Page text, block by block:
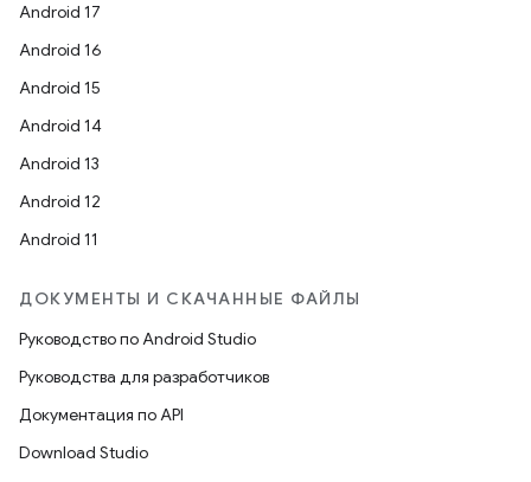
Android 17
Android 16
Android 15
Android 14
Android 13
Android 12
Android 11
ДОКУМЕНТЫ И СКАЧАННЫЕ ФАЙЛЫ
Руководство по Android Studio
Руководства для разработчиков
Документация по API
Download Studio